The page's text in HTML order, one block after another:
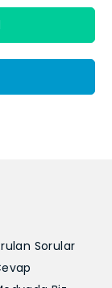
Sorular